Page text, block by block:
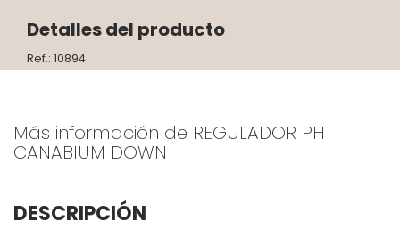
Detalles del producto
Ref.: 10894
Más información de REGULADOR PH
CANABIUM DOWN
DESCRIPCIÓN